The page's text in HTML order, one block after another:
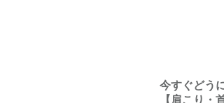
今すぐどう
【肩こり・